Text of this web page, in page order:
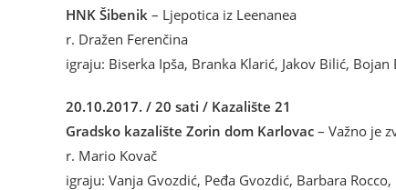
HNK Šibenik – Ljepotica iz Leenanea
r. Dražen Ferenčina
igraju: Biserka Ipša, Branka Klarić, Jakov Bilić, Bojan
20.10.2017. / 20 sati / Kazalište 21
Gradsko kazalište Zorin dom Karlovac – Važno je
r. Mario Kovač
igraju: Vanja Gvozdić, Peđa Gvozdić, Barbara